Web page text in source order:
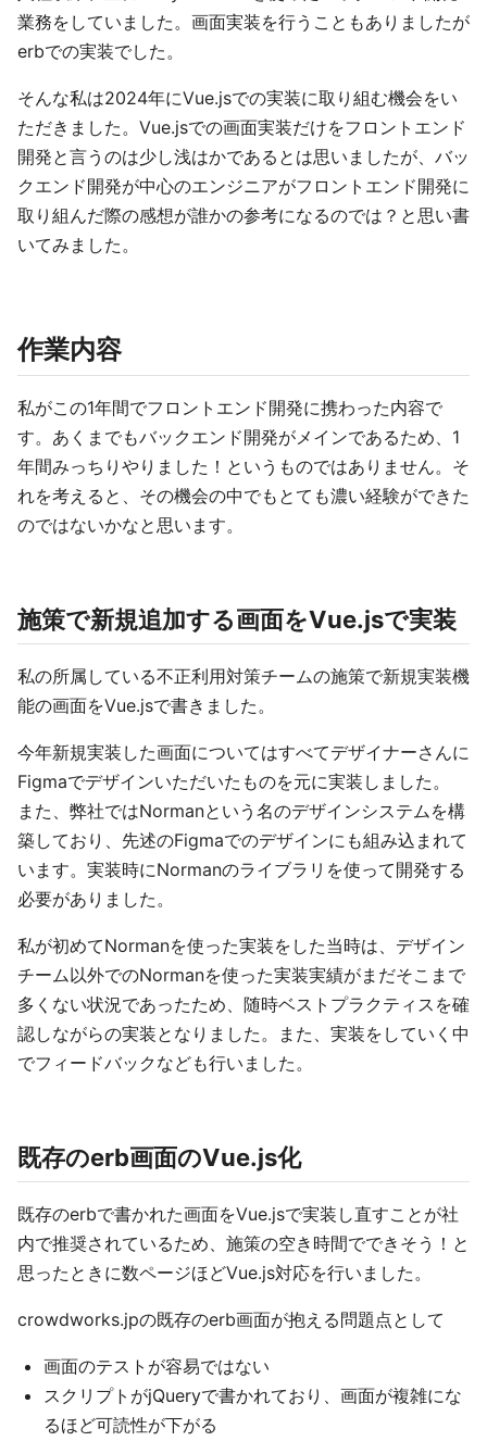
業務をしていました。画面実装を行うこともありましたが
erbでの実装でした。
そんな私は2024年にVue.jsでの実装に取り組む機会をい
ただきました。Vue.jsでの画面実装だけをフロントエンド
開発と言うのは少し浅はかであるとは思いましたが、バッ
クエンド開発が中心のエンジニアがフロントエンド開発に
取り組んだ際の感想が誰かの参考になるのでは？と思い書
いてみました。
作業内容
私がこの1年間でフロントエンド開発に携わった内容で
す。あくまでもバックエンド開発がメインであるため、1
年間みっちりやりました！というものではありません。そ
れを考えると、その機会の中でもとても濃い経験ができた
のではないかなと思います。
施策で新規追加する画面をVue.jsで実装
私の所属している不正利用対策チームの施策で新規実装機
能の画面をVue.jsで書きました。
今年新規実装した画面についてはすべてデザイナーさんに
Figmaでデザインいただいたものを元に実装しました。
また、弊社ではNormanという名のデザインシステムを構
築しており、先述のFigmaでのデザインにも組み込まれて
います。実装時にNormanのライブラリを使って開発する
必要がありました。
私が初めてNormanを使った実装をした当時は、デザイン
チーム以外でのNormanを使った実装実績がまだそこまで
多くない状況であったため、随時ベストプラクティスを確
認しながらの実装となりました。また、実装をしていく中
でフィードバックなども行いました。
既存のerb画面のVue.js化
既存のerbで書かれた画面をVue.jsで実装し直すことが社
内で推奨されているため、施策の空き時間でできそう！と
思ったときに数ページほどVue.js対応を行いました。
crowdworks.jpの既存のerb画面が抱える問題点として
画面のテストが容易ではない
スクリプトがjQueryで書かれており、画面が複雑にな
るほど可読性が下がる